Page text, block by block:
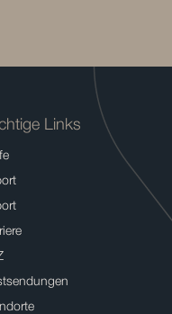
Links